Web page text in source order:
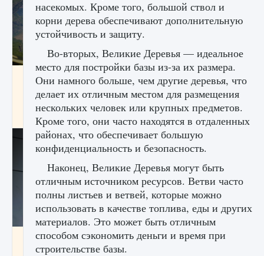
Как исправить ошибку Palworld EPalworld
«Идет сохранение мира — Невозможно
начать сохранение данных мира»
9 августа 2024
Все новые функции в режиме карьеры EA
FC 25
насекомых. Кроме того, большой ствол и
корни дерева обеспечивают дополнительную
устойчивость и защиту.
Во-вторых, Великие Деревья — идеальное
место для постройки базы из-за их размера.
Они намного больше, чем другие деревья, что
делает их отличным местом для размещения
нескольких человек или крупных предметов.
Кроме того, они часто находятся в отдаленных
районах, что обеспечивает большую
конфиденциальность и безопасность.
Наконец, Великие Деревья могут быть
отличным источником ресурсов. Ветви часто
полны листьев и ветвей, которые можно
использовать в качестве топлива, еды и других
материалов. Это может быть отличным
способом сэкономить деньги и время при
строительстве базы.